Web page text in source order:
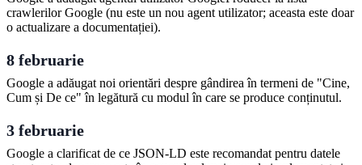
crawlerilor Google (nu este un nou agent utilizator; aceasta este doar
o actualizare a documentației).
8 februarie
Google a adăugat noi orientări despre gândirea în termeni de "Cine,
Cum și De ce" în legătură cu modul în care se produce conținutul.
3 februarie
Google a clarificat de ce JSON-LD este recomandat pentru datele